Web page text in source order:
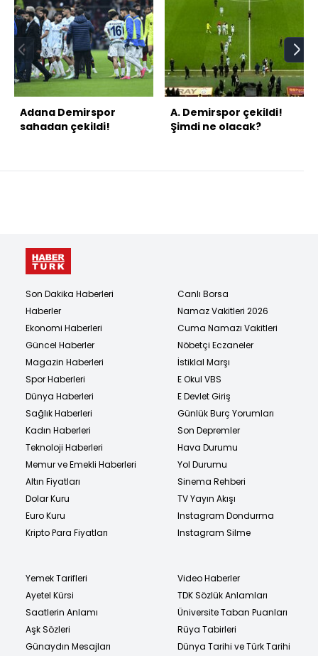
Adana Demirspor
sahadan çekildi!
A. Demirspor çekildi!
Şimdi ne olacak?
Son Dakika Haberleri
Haberler
Ekonomi Haberleri
Güncel Haberler
Magazin Haberleri
Spor Haberleri
Dünya Haberleri
Sağlık Haberleri
Kadın Haberleri
Teknoloji Haberleri
Memur ve Emekli Haberleri
Altın Fiyatları
Dolar Kuru
Euro Kuru
Kripto Para Fiyatları
Canlı Borsa
Namaz Vakitleri 2026
Cuma Namazı Vakitleri
Nöbetçi Eczaneler
İstiklal Marşı
E Okul VBS
E Devlet Giriş
Günlük Burç Yorumları
Son Depremler
Hava Durumu
Yol Durumu
Sinema Rehberi
TV Yayın Akışı
Instagram Dondurma
Instagram Silme
Yemek Tarifleri
Ayetel Kürsi
Saatlerin Anlamı
Aşk Sözleri
Günaydın Mesajları
Video Haberler
TDK Sözlük Anlamları
Üniversite Taban Puanları
Rüya Tabirleri
Dünya Tarihi ve Türk Tarihi